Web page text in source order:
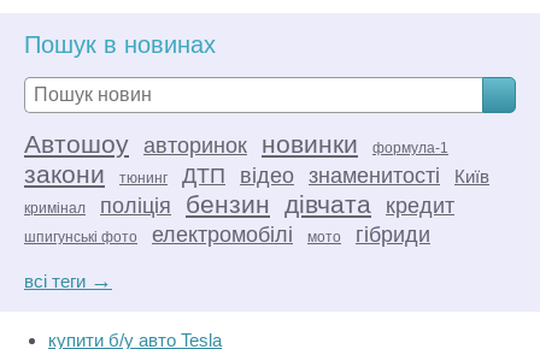
Пошук в новинах
Автошоу авторинок новинки формула-1
закони тюнинг ДТП відео знаменитості Київ
кримінал поліція бензин дівчата кредит
шпигунські фото електромобілі мото гібриди
всі теги →
купити б/у авто Tesla